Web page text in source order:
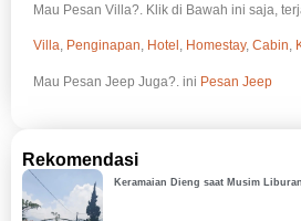
Mau Pesan Villa?. Klik di Bawah ini saja,
Villa, Penginapan, Hotel , Homestay, Cabin,
Mau Pesan Jeep Juga?. ini Pesan Jeep
Rekomendasi
Keramaian Dieng saat Musim Liburan